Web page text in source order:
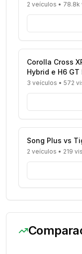
2 veículos • 78.8k
Corolla Cross
Hybrid e H6
3 veículos • 572
Song Plus vs
2 veículos • 219